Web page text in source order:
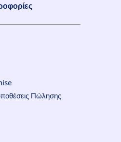
Πώλησης